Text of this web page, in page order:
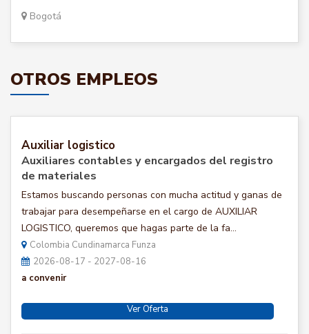
Bogotá
OTROS EMPLEOS
Auxiliar logistico
Auxiliares contables y encargados del registro
de materiales
Estamos buscando personas con mucha actitud y ganas de
trabajar para desempeñarse en el cargo de AUXILIAR
LOGISTICO, queremos que hagas parte de la fa...
Colombia Cundinamarca Funza
2026-08-17 - 2027-08-16
a convenir
Ver Oferta